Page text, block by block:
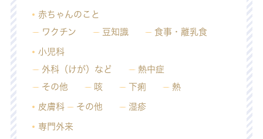
赤ちゃんのこと
ワクチン
豆知識 食事・離乳食
小児科
外科（けが）など
熱中症
その他
咳 下痢 熱
皮膚科 その他 湿疹
専門外来